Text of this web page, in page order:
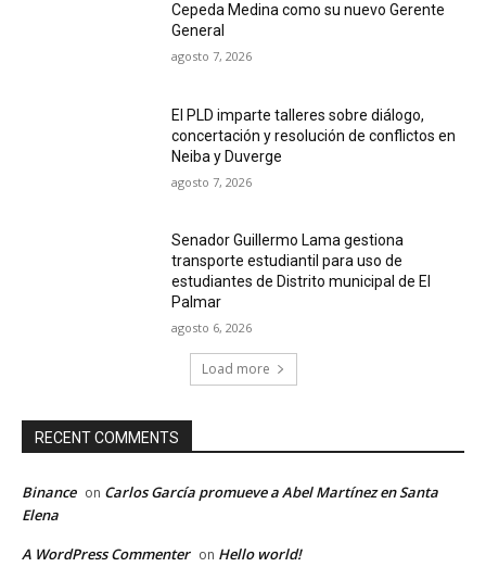
Cepeda Medina como su nuevo Gerente
General
agosto 7, 2026
El PLD imparte talleres sobre diálogo,
concertación y resolución de conflictos en
Neiba y Duverge
agosto 7, 2026
Senador Guillermo Lama gestiona
transporte estudiantil para uso de
estudiantes de Distrito municipal de El
Palmar
agosto 6, 2026
Load more
RECENT COMMENTS
Binance on Carlos García promueve a Abel Martínez en Santa
Elena
A WordPress Commenter on Hello world!